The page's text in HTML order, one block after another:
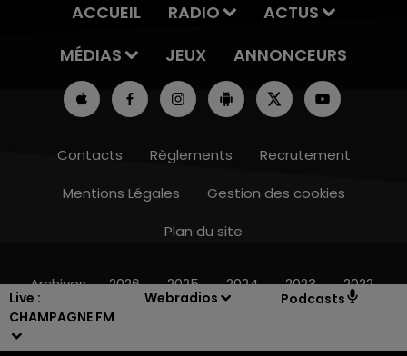
Live :
CHAMPAGNE FM
Webradios Podcasts
16h00 - 20h00
ACCUEIL RADIO
ACTUS
MÉDIAS
JEUX ANNONCEURS
Contacts Règlements
Recrutement
Mentions Légales
Gestion des cookies
Plan du site
Archives 2026 2025 2024 2023 2022